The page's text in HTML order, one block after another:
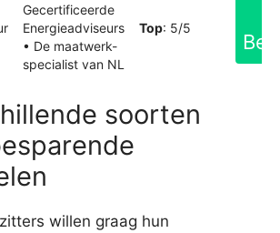
Gecertificeerde
Energieadviseurs
• De maatwerk-
specialist van NL
Top: 5/5
soorten
willen graag hun